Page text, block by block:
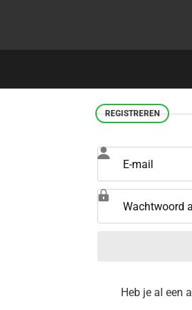
REGISTREREN
E-mail
Wachtwoord
Heb je al een